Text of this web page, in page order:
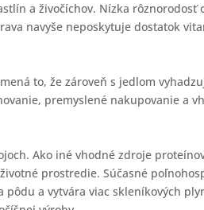
a živočíchov. Nízka rôznorodosť
navyše neposkytuje dostatok
to, že zároveň s jedlom
premyslené nakupovanie a
Ako iné vhodné zdroje
prostredie. Súčasné
a vytvára viac skleníkových